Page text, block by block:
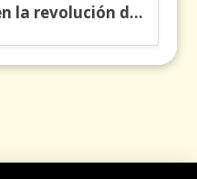
Ciencia colombiana en la revolución de los órganos en chips